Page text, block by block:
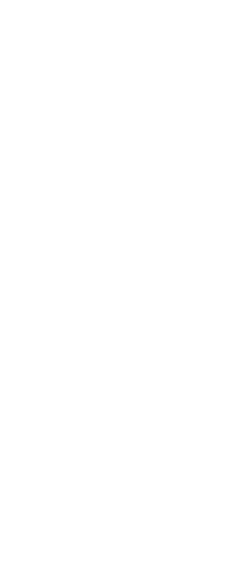
格(税抜)を提供させていただ
データに基づき作成されるも
合があることをご了承くださ
商品です。
定のある商品です。
を出す予定はありません。
確認中の商品です。
などやむを得ず変更すること
ルエーテル類(PBDE) 1000ppm以下、
BBP） 1000ppm以下、フタル酸ジブチ
。
ェニルエーテル類) : 1000ppm、
チルベンジル) : 1000ppm、
品（以下｢規制貨物等」とい
は役務取引許可)を取得する
れないよう必要な手段を講じ
他武器並びにこれらの製造装